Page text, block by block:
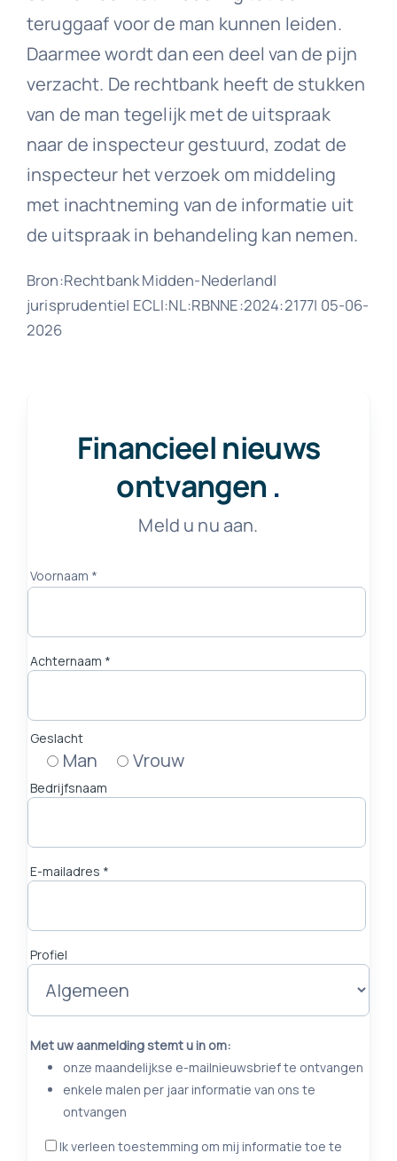
teruggaaf voor de man kunnen leiden.
Daarmee wordt dan een deel van de pijn
verzacht. De rechtbank heeft de stukken
van de man tegelijk met de uitspraak
naar de inspecteur gestuurd, zodat de
inspecteur het verzoek om middeling
met inachtneming van de informatie uit
de uitspraak in behandeling kan nemen.
Bron:Rechtbank Midden-Nederland|
jurisprudentie| ECLI:NL:RBNNE:2024:2177| 05-06-
2026
Financieel nieuws
ontvangen .
Meld u nu aan.